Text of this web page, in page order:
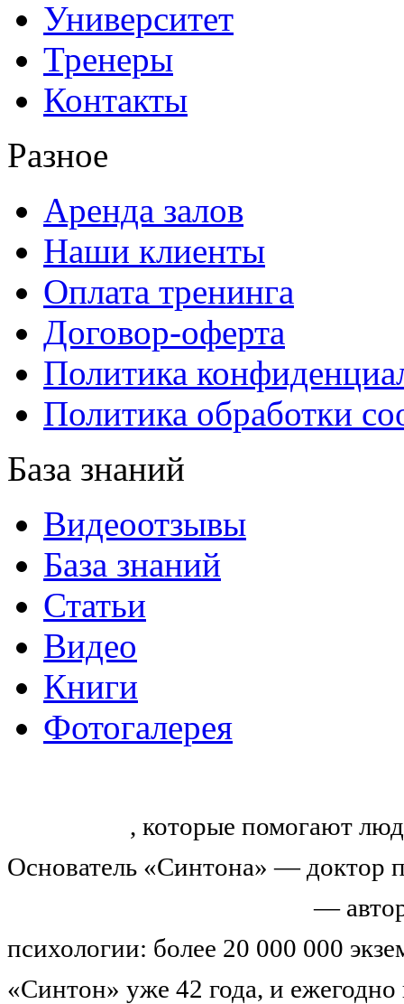
Университет
Тренеры
Контакты
Разное
Аренда залов
Наши клиенты
Оплата тренинга
Договор-оферта
Политика
Политика обработки
База знаний
Видеоотзывы
База знаний
Статьи
Видео
Книги
Фотогалерея
, которые помогают
Основатель «Синтона» — доктор
—
психологии: более 20 000 000
«Синтон» уже 42 года, и